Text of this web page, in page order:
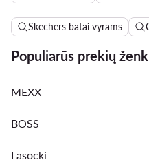
Skechers batai vyrams
Populiarūs prekių
MEXX
BOSS
Lasocki